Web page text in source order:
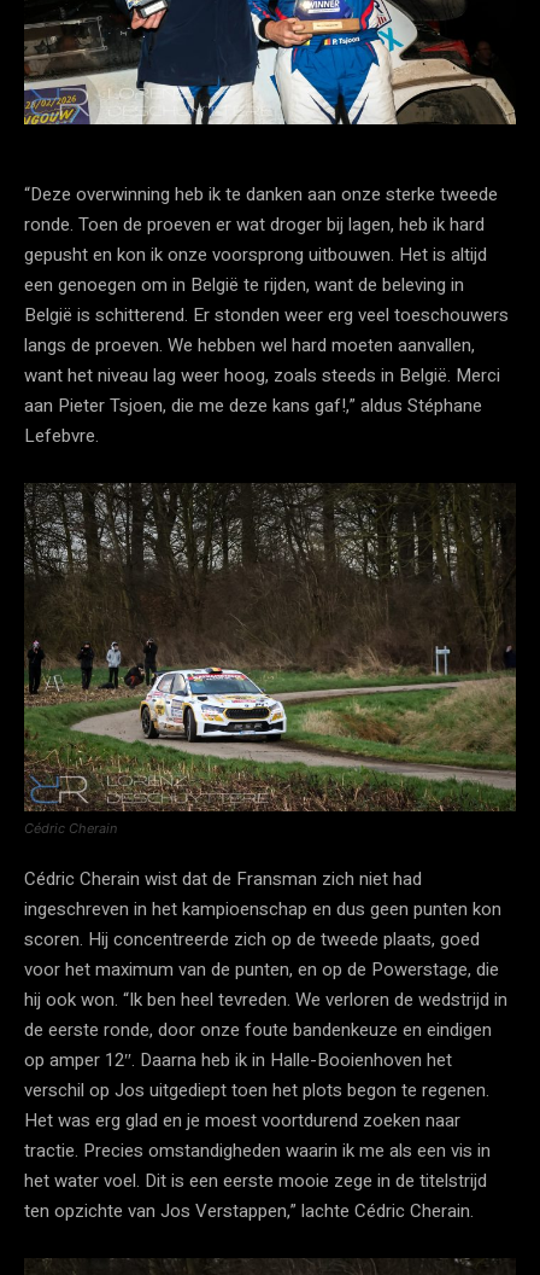
“Deze overwinning heb ik te danken aan onze sterke tweede
ronde. Toen de proeven er wat droger bij lagen, heb ik hard
gepusht en kon ik onze voorsprong uitbouwen. Het is altijd
een genoegen om in België te rijden, want de beleving in
België is schitterend. Er stonden weer erg veel toeschouwers
langs de proeven. We hebben wel hard moeten aanvallen,
want het niveau lag weer hoog, zoals steeds in België. Merci
aan Pieter Tsjoen, die me deze kans gaf!,” aldus Stéphane
Lefebvre.
Cédric Cherain
Cédric Cherain wist dat de Fransman zich niet had
ingeschreven in het kampioenschap en dus geen punten kon
scoren. Hij concentreerde zich op de tweede plaats, goed
voor het maximum van de punten, en op de Powerstage, die
hij ook won. “Ik ben heel tevreden. We verloren de wedstrijd in
de eerste ronde, door onze foute bandenkeuze en eindigen
op amper 12″. Daarna heb ik in Halle-Booienhoven het
verschil op Jos uitgediept toen het plots begon te regenen.
Het was erg glad en je moest voortdurend zoeken naar
tractie. Precies omstandigheden waarin ik me als een vis in
het water voel. Dit is een eerste mooie zege in de titelstrijd
ten opzichte van Jos Verstappen,” lachte Cédric Cherain.